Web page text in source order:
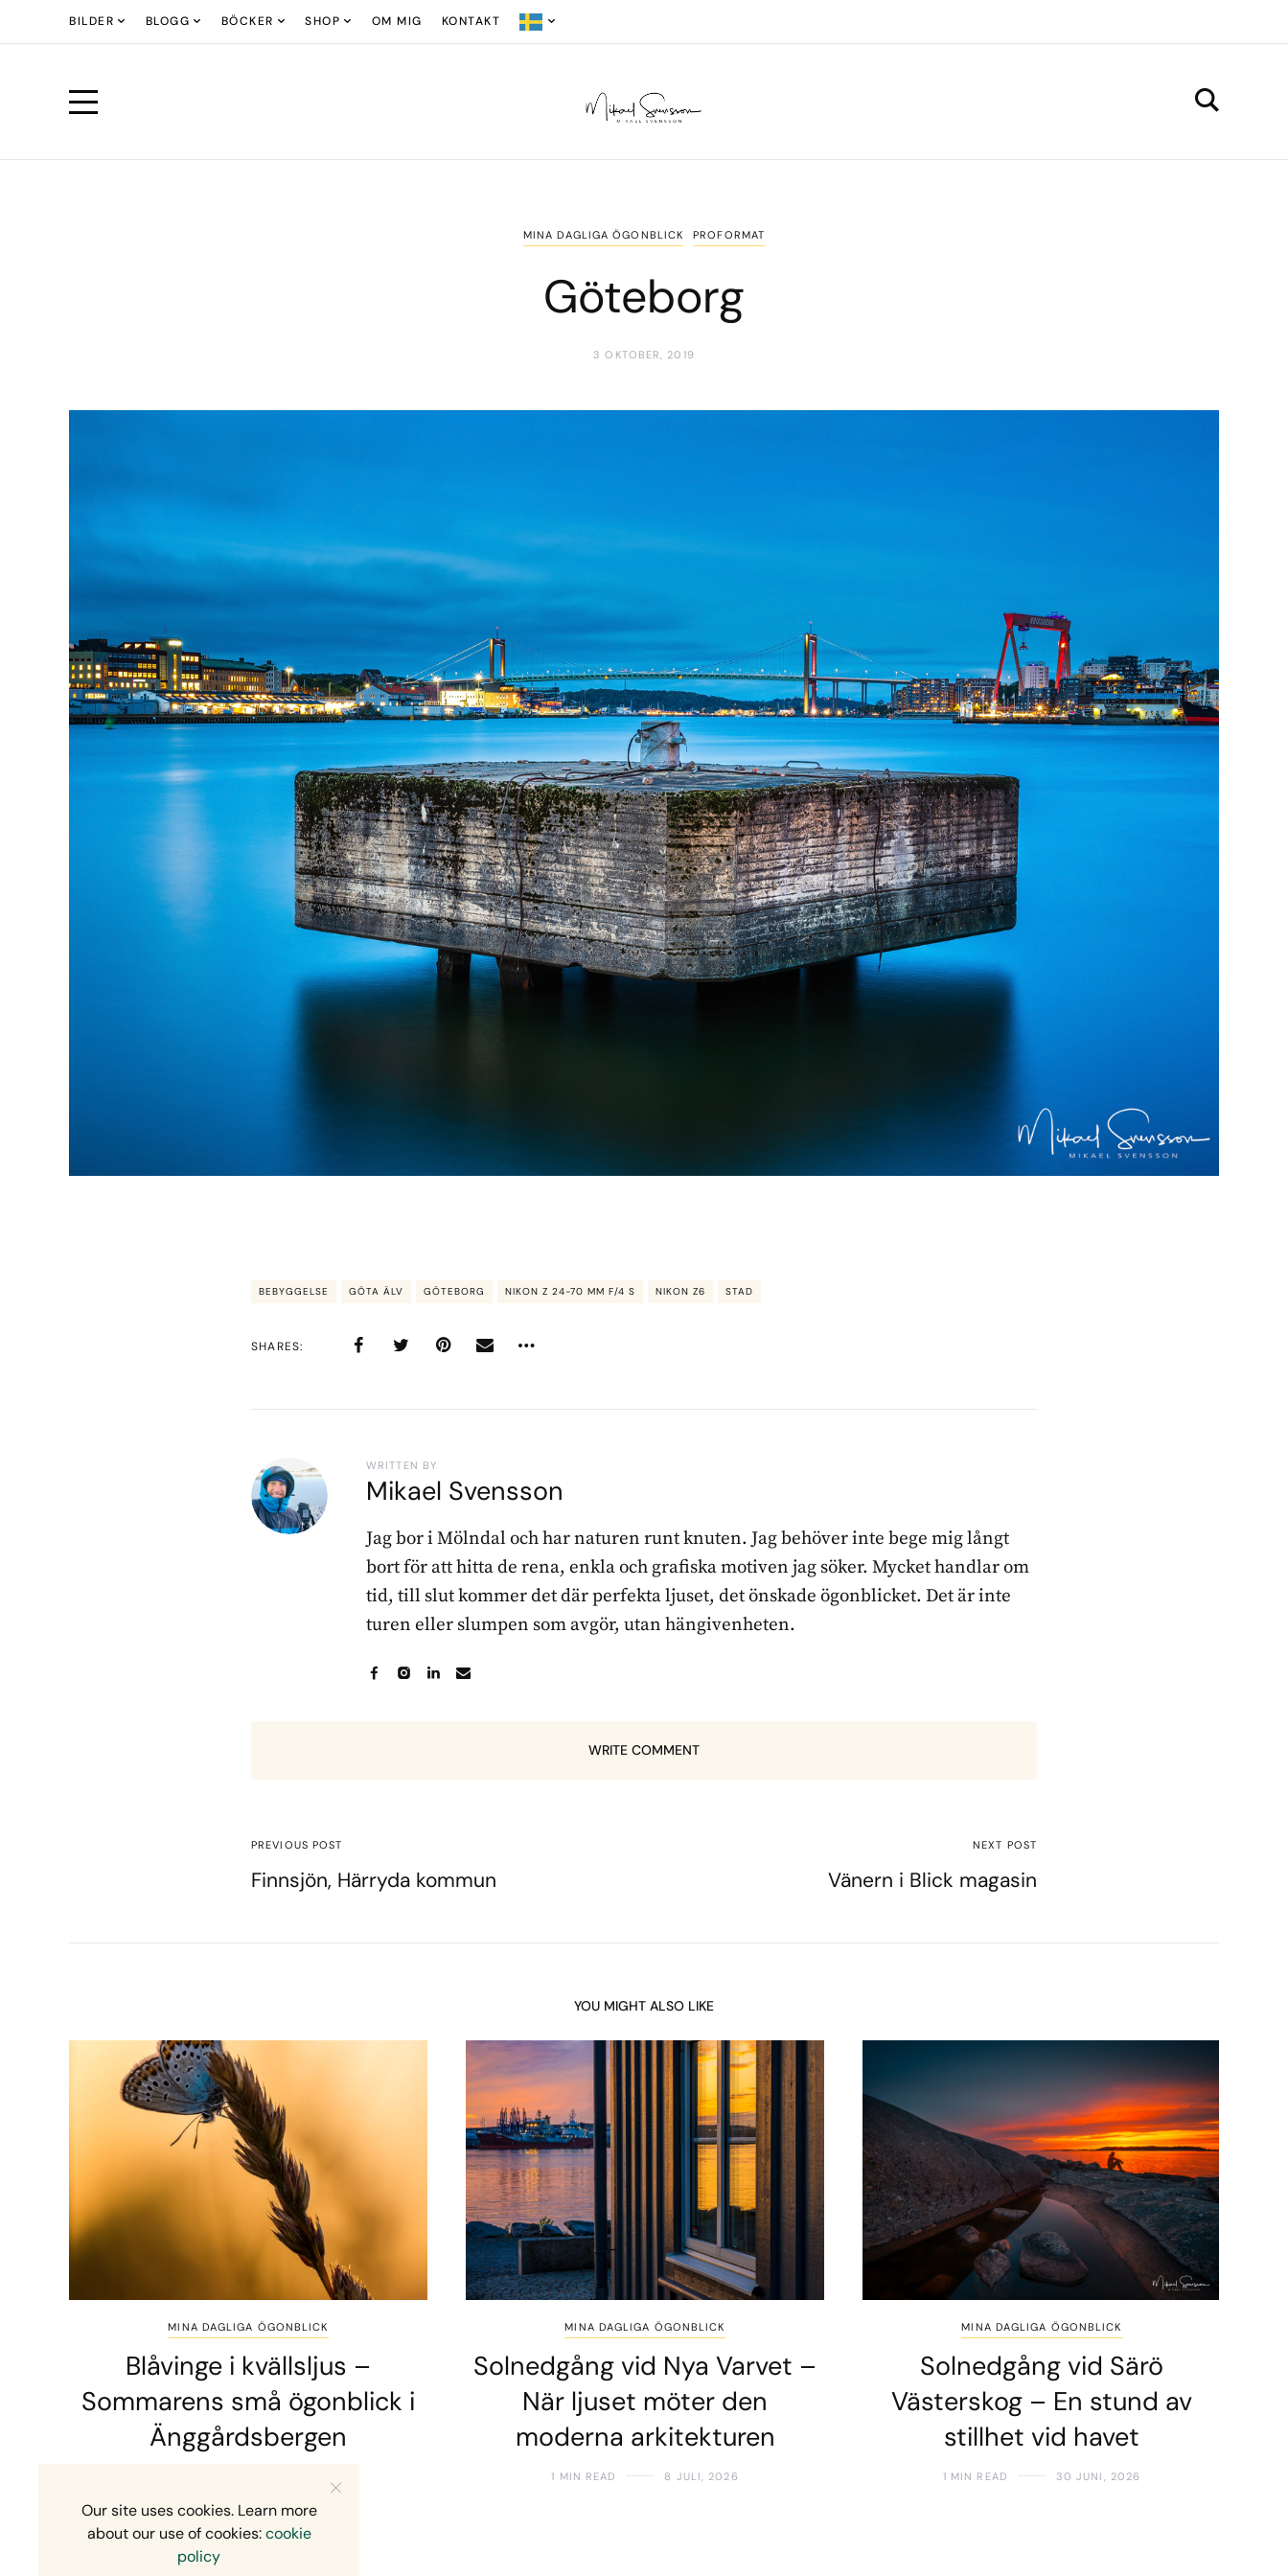
BILDER BLOGG BÖCKER SHOP OM MIG KONTAKT
MINA DAGLIGA ÖGONBLICK PROFORMAT
Göteborg
3 OKTOBER, 2019
BEBYGGELSE GÖTA ÄLV GÖTEBORG NIKON Z 24-70 MM F/4 S NIKON Z6 STAD
SHARES
WRITTEN BY
Mikael Svensson
Jag bor i Mölndal och har naturen runt knuten. Jag behöver inte bege mig långt
bort för att hitta de rena, enkla och grafiska motiven jag söker. Mycket handlar om
tid, till slut kommer det där perfekta ljuset, det önskade ögonblicket. Det är inte
turen eller slumpen som avgör, utan hängivenheten.
WRITE COMMENT
PREVIOUS POST
Finnsjön, Härryda kommun
NEXT POST
Vänern i Blick magasin
YOU MIGHT ALSO LIKE
MINA DAGLIGA ÖGONBLICK
Blåvinge i kvällsljus –
Sommarens små ögonblick i
Änggårdsbergen
MINA DAGLIGA ÖGONBLICK
Solnedgång vid Nya Varvet –
När ljuset möter den
moderna arkitekturen
1 MIN READ 8 JULI, 2026
MINA DAGLIGA ÖGONBLICK
Solnedgång vid Särö
Västerskog – En stund av
stillhet vid havet
1 MIN READ 30 JUNI, 2026
Our site uses cookies. Learn more
about our use of cookies:cookie
policy